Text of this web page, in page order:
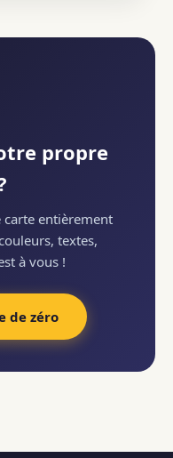
propre
carte entièrement
textes,
à vous !
de zéro